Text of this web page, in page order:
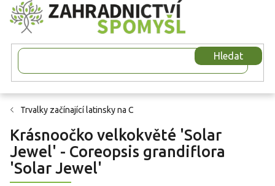
Přejít
na
obsah
Hledat
Trvalky začínající latinsky na C
Krásnoočko velkokvěté 'Solar
Jewel' - Coreopsis grandiflora
'Solar Jewel'